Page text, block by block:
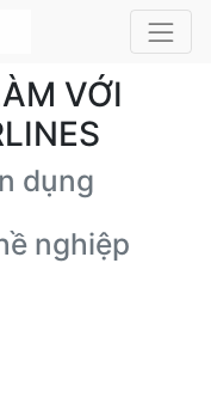
VỚI
dụng
nghiệp